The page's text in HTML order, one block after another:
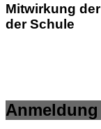
Mitwirkung
der Schule